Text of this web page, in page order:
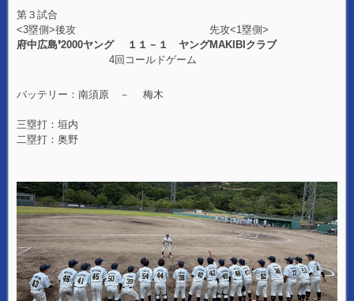
第３試合
<3塁側>後攻 先攻<1塁側>
府中広島❜2000ヤング １１－１ ヤングMAKIBIクラブ
4回コールドゲーム
バッテリー：南須原 － 梅木
三塁打：垣内
二塁打：奥野